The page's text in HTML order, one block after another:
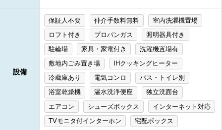
設備
保証人不要 仲介手数料無料
室内洗濯機置場
ロフト付き
プロパンガス
照明器具付き
駐輪場
家具・家電付き
洗濯機置場有
敷地内ごみ置き場
IHクッキングヒーター
冷蔵庫あり
電気コンロ
バス・トイレ別
浴室乾燥機
温水洗浄便座
独立洗面台
エアコン
シューズボックス
インターネット対応
TVモニタ付インターホン
宅配ボックス